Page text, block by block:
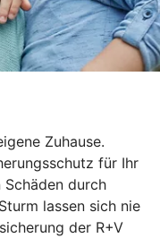
Zuhause.
für Ihr
durch
lassen sich nie
der R+V